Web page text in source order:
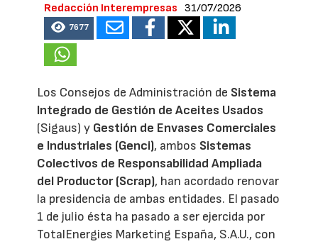
Redacción Interempresas 31/07/2026
7677
Los Consejos de Administración de Sistema
Integrado de Gestión de Aceites Usados
(Sigaus) y Gestión de Envases Comerciales
e Industriales (Genci), ambos Sistemas
Colectivos de Responsabilidad Ampliada
del Productor (Scrap), han acordado renovar
la presidencia de ambas entidades. El pasado
1 de julio ésta ha pasado a ser ejercida por
TotalEnergies Marketing España, S.A.U., con